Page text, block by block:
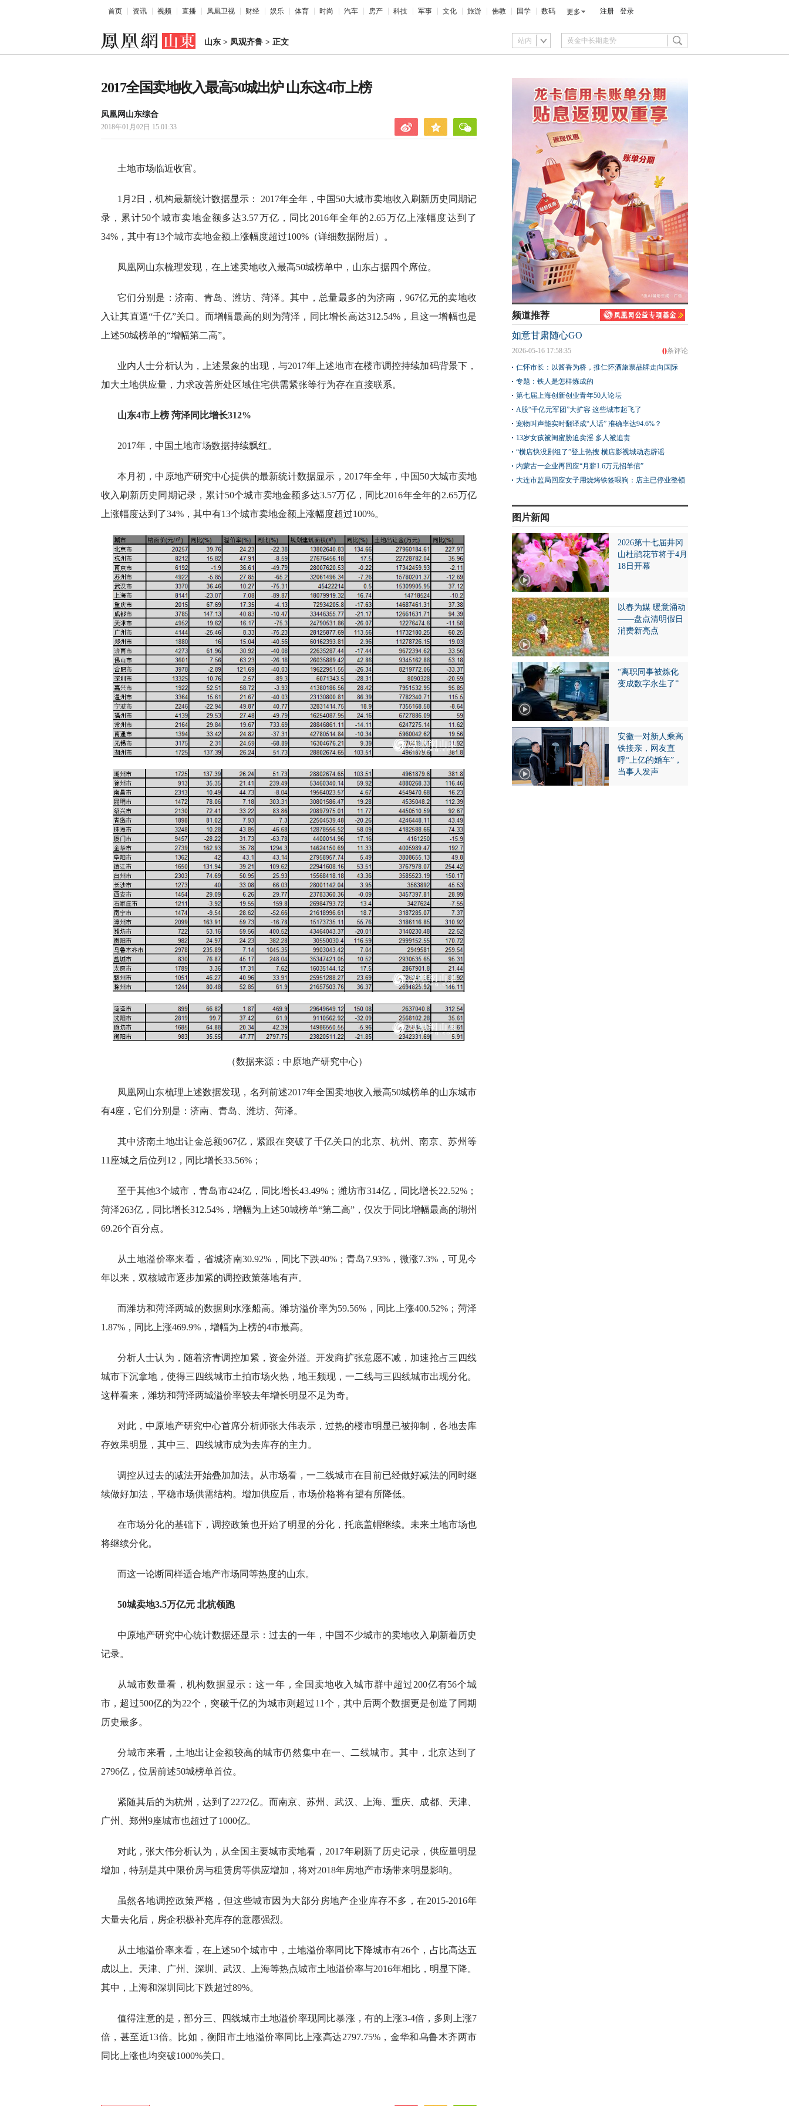
首页 资讯 视频 直播 凤凰卫视 财经 娱乐 体育 时尚 汽车 房产 科技 军事 文化 旅游 佛教 国学 数码 更多 注册 登录
山东 > 凤观齐鲁 > 正文 站内
2017全国卖地收入最高50城出炉 山东这4市上榜
凤凰网山东综合
2018年01月02日 15:01:33
土地市场临近收官。
1月2日，机构最新统计数据显示： 2017年全年，中国50大城市卖地收入刷新历史同期记
录，累计50个城市卖地金额多达3.57万亿，同比2016年全年的2.65万亿上涨幅度达到了
34%，其中有13个城市卖地金额上涨幅度超过100%（详细数据附后）。
凤凰网山东梳理发现，在上述卖地收入最高50城榜单中，山东占据四个席位。
它们分别是：济南、青岛、潍坊、菏泽。其中，总量最多的为济南，967亿元的卖地收
入让其直逼“千亿”关口。而增幅最高的则为菏泽，同比增长高达312.54%，且这一增幅也是
上述50城榜单的“增幅第二高”。
业内人士分析认为，上述景象的出现，与2017年上述地市在楼市调控持续加码背景下，
加大土地供应量，力求改善所处区域住宅供需紧张等行为存在直接联系。
山东4市上榜 菏泽同比增长312%
2017年，中国土地市场数据持续飘红。
本月初，中原地产研究中心提供的最新统计数据显示，2017年全年，中国50大城市卖地
收入刷新历史同期记录，累计50个城市卖地金额多达3.57万亿，同比2016年全年的2.65万亿
上涨幅度达到了34%，其中有13个城市卖地金额上涨幅度超过100%。
（数据来源：中原地产研究中心）
凤凰网山东梳理上述数据发现，名列前述2017年全国卖地收入最高50城榜单的山东城市
有4座，它们分别是：济南、青岛、潍坊、菏泽。
其中济南土地出让金总额967亿，紧跟在突破了千亿关口的北京、杭州、南京、苏州等
11座城之后位列12，同比增长33.56%；
至于其他3个城市，青岛市424亿，同比增长43.49%；潍坊市314亿，同比增长22.52%；
菏泽263亿，同比增长312.54%，增幅为上述50城榜单“第二高”，仅次于同比增幅最高的湖州
69.26个百分点。
从土地溢价率来看，省城济南30.92%，同比下跌40%；青岛7.93%，微涨7.3%，可见今
年以来，双核城市逐步加紧的调控政策落地有声。
而潍坊和菏泽两城的数据则水涨船高。潍坊溢价率为59.56%，同比上涨400.52%；菏泽
1.87%，同比上涨469.9%，增幅为上榜的4市最高。
分析人士认为，随着济青调控加紧，资金外溢。开发商扩张意愿不减，加速抢占三四线
城市下沉拿地，使得三四线城市土拍市场火热，地王频现，一二线与三四线城市出现分化。
这样看来，潍坊和菏泽两城溢价率较去年增长明显不足为奇。
对此，中原地产研究中心首席分析师张大伟表示，过热的楼市明显已被抑制，各地去库
存效果明显，其中三、四线城市成为去库存的主力。
调控从过去的减法开始叠加加法。从市场看，一二线城市在目前已经做好减法的同时继
续做好加法，平稳市场供需结构。增加供应后，市场价格将有望有所降低。
在市场分化的基础下，调控政策也开始了明显的分化，托底盖帽继续。未来土地市场也
将继续分化。
而这一论断同样适合地产市场同等热度的山东。
50城卖地3.5万亿元 北杭领跑
中原地产研究中心统计数据还显示：过去的一年，中国不少城市的卖地收入刷新着历史
记录。
从城市数量看，机构数据显示：这一年，全国卖地收入城市群中超过200亿有56个城
市，超过500亿的为22个，突破千亿的为城市则超过11个，其中后两个数据更是创造了同期
历史最多。
分城市来看，土地出让金额较高的城市仍然集中在一、二线城市。其中，北京达到了
2796亿，位居前述50城榜单首位。
紧随其后的为杭州，达到了2272亿。而南京、苏州、武汉、上海、重庆、成都、天津、
广州、郑州9座城市也超过了1000亿。
对此，张大伟分析认为，从全国主要城市卖地看，2017年刷新了历史记录，供应量明显
增加，特别是其中限价房与租赁房等供应增加，将对2018年房地产市场带来明显影响。
虽然各地调控政策严格，但这些城市因为大部分房地产企业库存不多，在2015-2016年
大量去化后，房企积极补充库存的意愿强烈。
从土地溢价率来看，在上述50个城市中，土地溢价率同比下降城市有26个，占比高达五
成以上。天津、广州、深圳、武汉、上海等热点城市土地溢价率与2016年相比，明显下降。
其中，上海和深圳同比下跌超过89%。
值得注意的是，部分三、四线城市土地溢价率现同比暴涨，有的上涨3-4倍，多则上涨7
倍，甚至近13倍。比如，衡阳市土地溢价率同比上涨高达2797.75%，金华和乌鲁木齐两市
同比上涨也均突破1000%关口。
频道推荐
如意甘肃随心GO
0条评论
2026-05-16 17:58:35
仁怀市长：以酱香为桥，推仁怀酒旅票品牌走向国际
专题：铁人是怎样炼成的
第七届上海创新创业青年50人论坛
A股“千亿元军团”大扩容 这些城市起飞了
宠物叫声能实时翻译成“人话” 准确率达94.6%？
13岁女孩被闺蜜胁迫卖淫 多人被追责
“横店快没剧组了”登上热搜 横店影视城动态辟谣
内蒙古一企业再回应“月薪1.6万元招羊倌”
大连市监局回应女子用烧烤铁签喂狗：店主已停业整顿
图片新闻
2026第十七届井冈
山杜鹃花节将于4月
18日开幕
以春为媒 暖意涌动
——盘点清明假日
消费新亮点
“离职同事被炼化
变成数字永生了”
安徽一对新人乘高
铁接亲，网友直
呼“上亿的婚车”，
当事人发声